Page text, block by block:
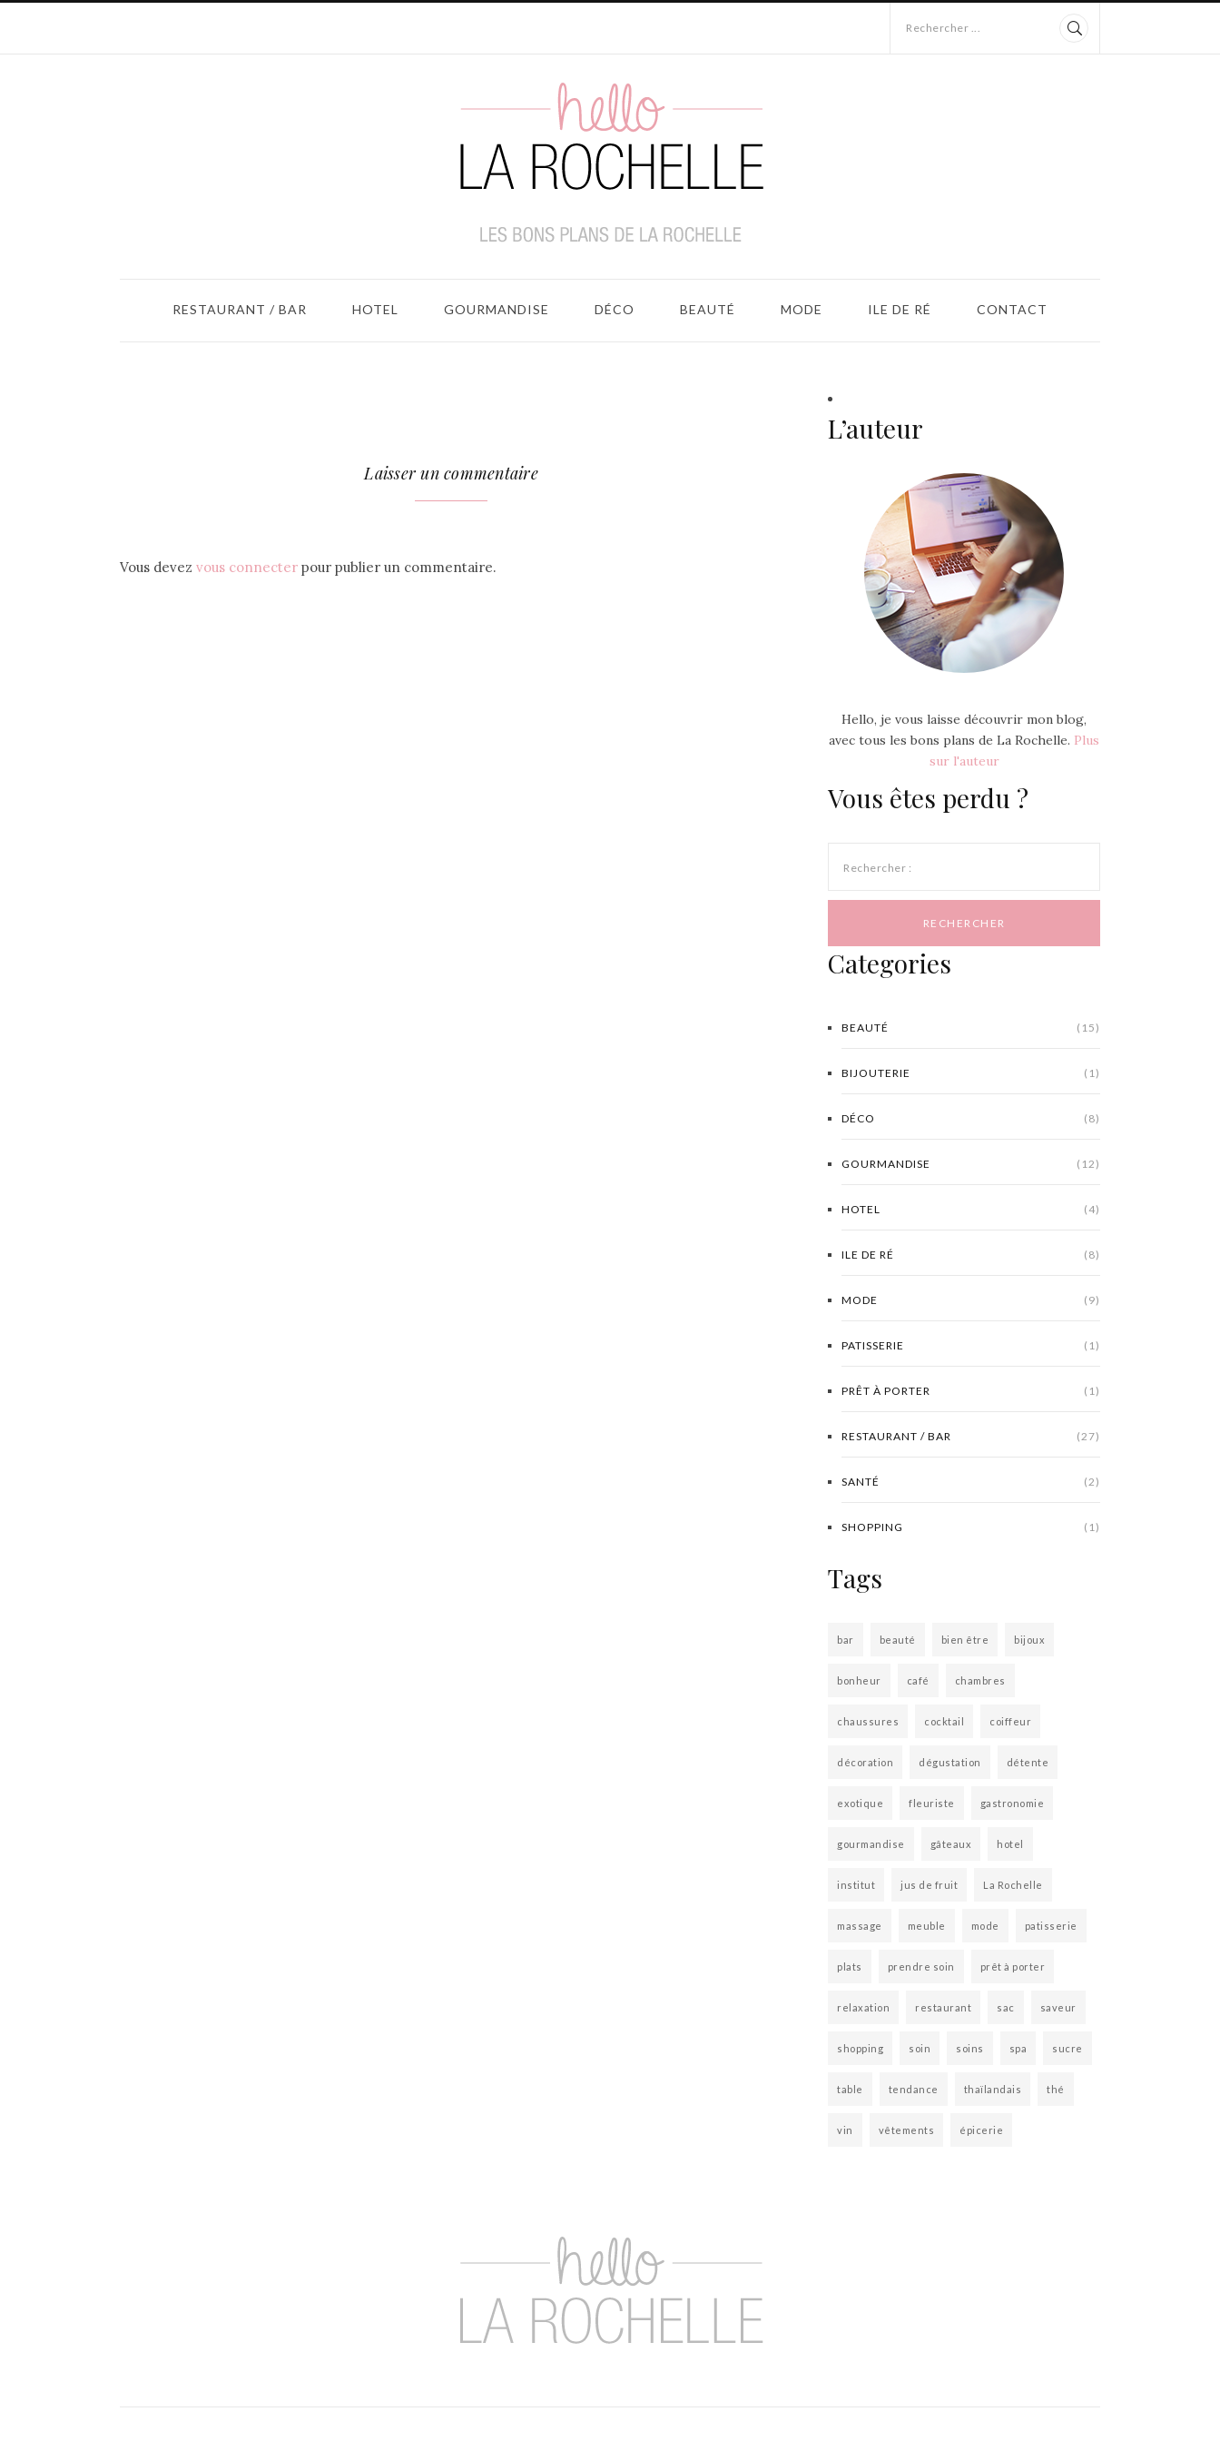
Rechercher ...
RESTAURANT / BAR HOTEL GOURMANDISE DÉCO BEAUTÉ MODE ILE DE RÉ CONTACT
Laisser un commentaire
Vous devez vous connecter pour publier un commentaire.
L’auteur
Hello, je vous laisse découvrir mon blog,
avec tous les bons plans de La Rochelle. Plus
sur l'auteur
Vous êtes perdu ?
Rechercher :
Categories
BEAUTÉ (15)
BIJOUTERIE (1)
DÉCO (8)
GOURMANDISE (12)
HOTEL (4)
ILE DE RÉ (8)
MODE (9)
PATISSERIE (1)
PRÊT À PORTER (1)
RESTAURANT / BAR (27)
SANTÉ (2)
SHOPPING (1)
Tags
bar beauté bien être bijoux
bonheur café chambres
chaussures cocktail coiffeur
décoration dégustation détente
exotique fleuriste gastronomie
gourmandise gâteaux hotel
institut jus de fruit La Rochelle
massage meuble mode patisserie
plats prendre soin prêt à porter
relaxation restaurant sac saveur
shopping soin soins spa sucre
table tendance thaïlandais thé
vin vêtements épicerie